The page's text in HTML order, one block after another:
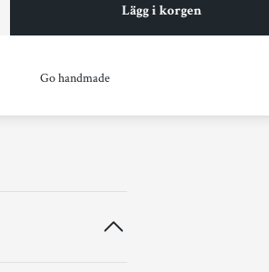
Lägg i korgen
Go handmade